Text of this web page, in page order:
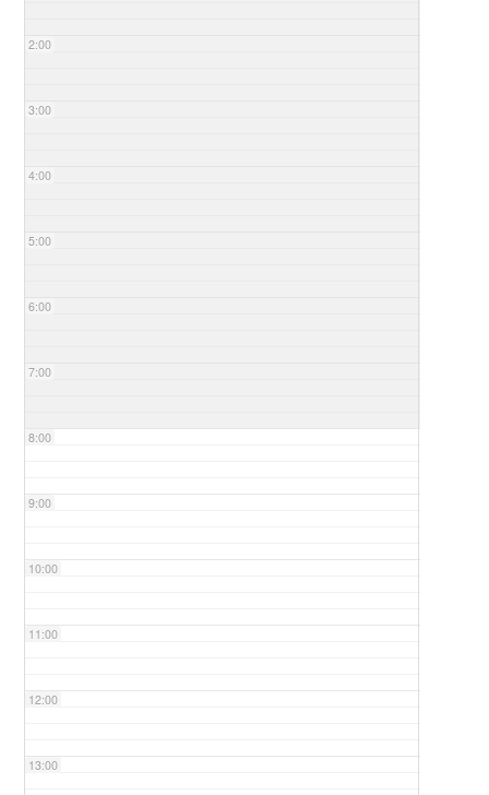
2:00
3:00
4:00
5:00
6:00
7:00
8:00
9:00
10:00
11:00
12:00
13:00